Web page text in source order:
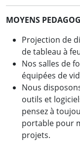
MOYENS
Projection de
de tableau à
Nos salles de
équipées de
Nous
outils et
pensez à
portable pour
projets.